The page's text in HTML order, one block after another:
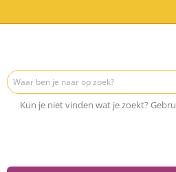
Kun je niet vinden wat je zoekt?